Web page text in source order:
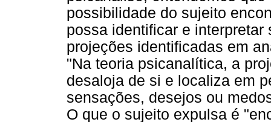
possibilidade do sujeito
possa identificar e
projeções identificadas em
"Na teoria psicanalítica, a
desaloja de si e localiza em
sensações, desejos ou
O que o sujeito expulsa é